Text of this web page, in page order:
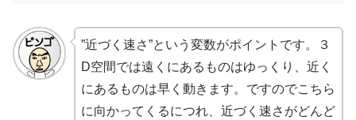
”近づく速さ”という変数がポイントです。３
D空間では遠くにあるものはゆっくり、近く
にあるものは早く動きます。ですのでこちら
に向かってくるにつれ、近づく速さがどんど